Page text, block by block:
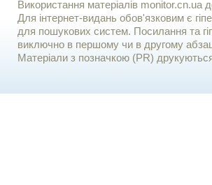
Використання матерiалiв monitor.cn.ua
Для iнтернет-видань обов'язковим є
для пошукових систем. Посилання та
виключно в першому чи в другому
Матеріали з позначкою (PR)